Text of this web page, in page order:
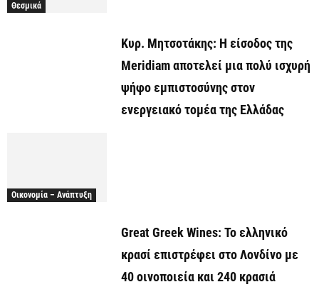
Θεσμικά
Κυρ. Μητσοτάκης: Η είσοδος της
Meridiam αποτελεί μια πολύ ισχυρή
ψήφο εμπιστοσύνης στον
ενεργειακό τομέα της Ελλάδας
Οικονομία – Ανάπτυξη
Great Greek Wines: Το ελληνικό
κρασί επιστρέφει στο Λονδίνο με
40 οινοποιεία και 240 κρασιά